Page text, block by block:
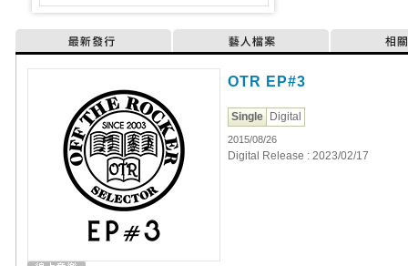
最新發行 藝人檔案 相
OTR EP#3
Single Digital
2015/08/26
Digital Release : 2023/02/17